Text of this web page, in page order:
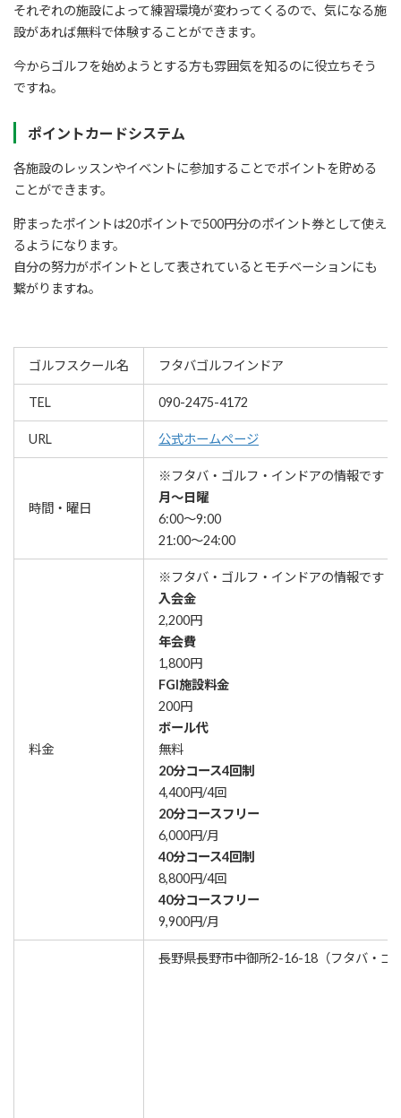
それぞれの施設によって練習環境が変わってくるので、気になる施
設があれば無料で体験することができます。
今からゴルフを始めようとする方も雰囲気を知るのに役立ちそう
ですね。
ポイントカードシステム
各施設のレッスンやイベントに参加することでポイントを貯める
ことができます。
貯まったポイントは20ポイントで500円分のポイント券として使え
るようになります。
自分の努力がポイントとして表されているとモチベーションにも
繋がりますね。
ゴルフスクール名 フタバゴルフインドア
TEL 090-2475-4172
URL 公式ホームページ
時間・曜日
※フタバ・ゴルフ・インドアの情報です
月〜日曜
6:00〜9:00
21:00〜24:00
料金
※フタバ・ゴルフ・インドアの情報です
入会金
2,200円
年会費
1,800円
FGI施設料金
200円
ボール代
無料
20分コース4回制
4,400円/4回
20分コースフリー
6,000円/月
40分コース4回制
8,800円/4回
40分コースフリー
9,900円/月
長野県長野市中御所2-16-18（フタバ・ゴ